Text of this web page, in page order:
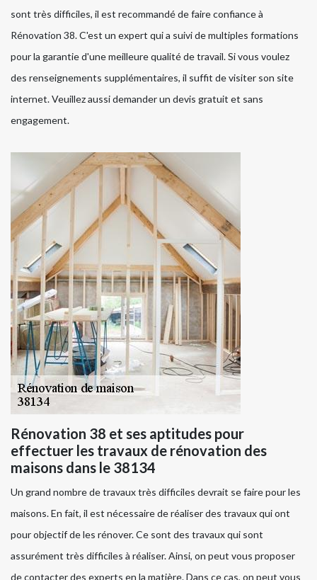
sont très difficiles, il est recommandé de faire confiance à
Rénovation 38. C'est un expert qui a suivi de multiples formations
pour la garantie d'une meilleure qualité de travail. Si vous voulez
des renseignements supplémentaires, il suffit de visiter son site
internet. Veuillez aussi demander un devis gratuit et sans
engagement.
Rénovation 38 et ses aptitudes pour
effectuer les travaux de rénovation des
maisons dans le 38134
Un grand nombre de travaux très difficiles devrait se faire pour les
maisons. En fait, il est nécessaire de réaliser des travaux qui ont
pour objectif de les rénover. Ce sont des travaux qui sont
assurément très difficiles à réaliser. Ainsi, on peut vous proposer
de contacter des experts en la matière. Dans ce cas, on peut vous